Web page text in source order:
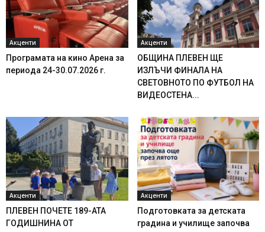
Акценти
Програмата на кино Арена за
периода 24-30.07.2026 г.
Акценти
ОБЩИНА ПЛЕВЕН ЩЕ
ИЗЛЪЧИ ФИНАЛА НА
СВЕТОВНОТО ПО ФУТБОЛ НА
ВИДЕОСТЕНА...
Акценти
ПЛЕВЕН ПОЧЕТЕ 189-АТА
ГОДИШНИНА ОТ
Акценти
Подготовката за детската
градина и училище започва